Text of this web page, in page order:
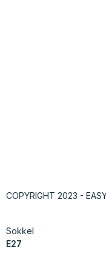
COPYRIGHT 2023 -
Sokkel
E27